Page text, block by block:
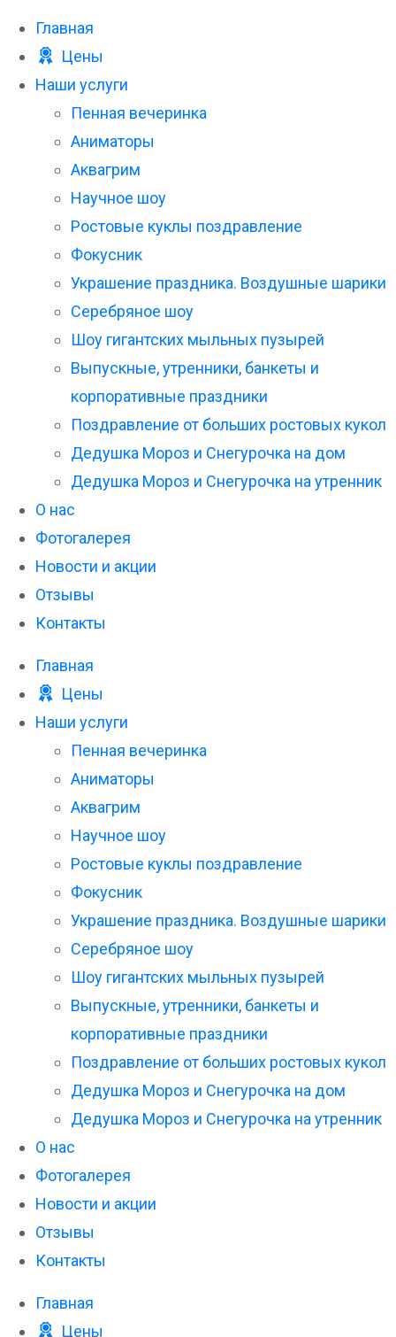
Главная
Цены
Наши услуги
Пенная вечеринка
Аниматоры
Аквагрим
Научное шоу
Ростовые куклы поздравление
Фокусник
Украшение праздника. Воздушные шарики
Серебряное шоу
Шоу гигантских мыльных пузырей
Выпускные, утренники, банкеты и
корпоративные праздники
Поздравление от больших ростовых кукол
Дедушка Мороз и Снегурочка на дом
Дедушка Мороз и Снегурочка на утренник
О нас
Фотогалерея
Новости и акции
Отзывы
Контакты
Главная
Цены
Наши услуги
Пенная вечеринка
Аниматоры
Аквагрим
Научное шоу
Ростовые куклы поздравление
Фокусник
Украшение праздника. Воздушные шарики
Серебряное шоу
Шоу гигантских мыльных пузырей
Выпускные, утренники, банкеты и
корпоративные праздники
Поздравление от больших ростовых кукол
Дедушка Мороз и Снегурочка на дом
Дедушка Мороз и Снегурочка на утренник
О нас
Фотогалерея
Новости и акции
Отзывы
Контакты
Главная
Цены